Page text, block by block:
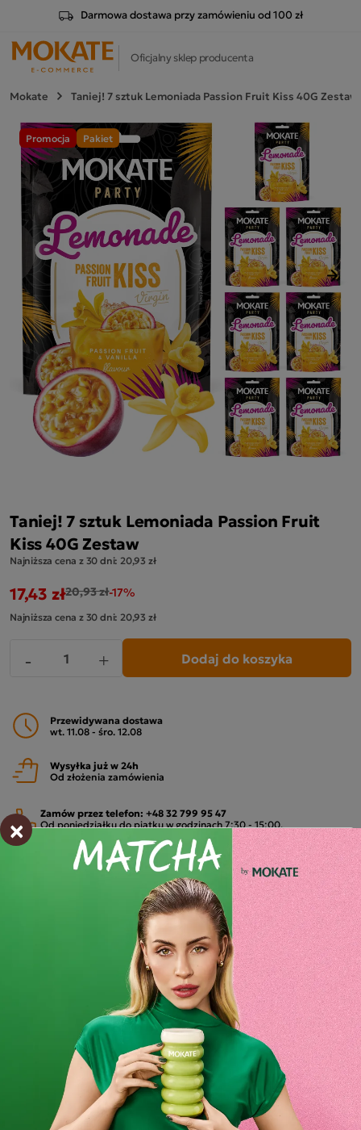
Darmowa dostawa przy zamówieniu od 100 zł
Oficjalny sklep producenta
Mokate Taniej! 7 sztuk Lemoniada Passion Fruit Kiss 40G Zestaw
Promocja Pakiet
Taniej! 7 sztuk Lemoniada Passion Fruit
Kiss 40G Zestaw
Najniższa cena z 30 dni:20,93 zł
17,43 zł20,93 zł-17%
Najniższa cena z 30 dni:20,93 zł
+
- Dodaj do koszyka
Przewidywana dostawa
wt. 11.08 - śro. 12.08
Wysyłka już w 24h
Od złożenia zamówienia
Zamów przez telefon: +48 32 799 95 47
Od poniedziałku do piątku w godzinach 7:30 - 15:00.
MOŻLIWE METODY PŁATNOŚCI
Składniki i wartości odżywcze
Opinie o produkcie
×